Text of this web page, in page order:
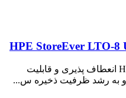
HPE StoreEver LTO-
کیت ارتقا دهنده ذخیره ساز تیپ HPE انعطاف پذیری و قابلیت
به رشد ظرفیت ذخیره س...